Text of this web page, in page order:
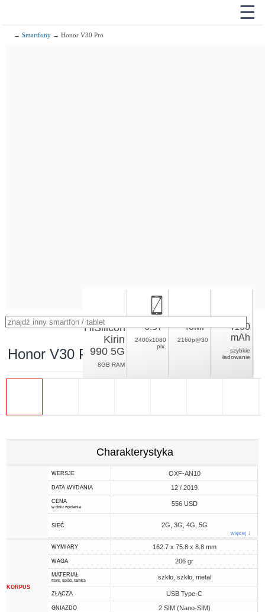
☰
→Smartfony → Honor V30 Pro
Honor V30 Pro
HiSilicon
Kirin
990 5G
8GB RAM
6.57"
2400x1080
pix.
40MP
2160p@30
4100
mAh
szybkie
ładowanie
Charakterystyka
WERSJE OXF-AN10
DATA WYDANIA 12 / 2019
CENA
w dniu wydania 556 USD
SIEĆ 2G, 3G, 4G, 5G
więcej ↓
KORPUS
WYMIARY 162.7 x 75.8 x 8.8 mm
WAGA 206 gr
MATERIAŁ
front, spód, ramka szkło, szkło, metal
ZŁĄCZA USB Type-C
GNIAZDO 2 SIM (Nano-SIM)